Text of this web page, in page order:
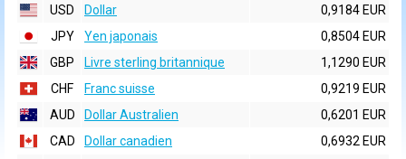
USD
Dollar
0,9184 EUR
JPY
Yen japonais
0,8504 EUR
GBP
Livre sterling britannique
1,1290 EUR
CHF
Franc suisse
0,9219 EUR
AUD
Dollar Australien
0,6201 EUR
CAD
Dollar canadien
0,6932 EUR